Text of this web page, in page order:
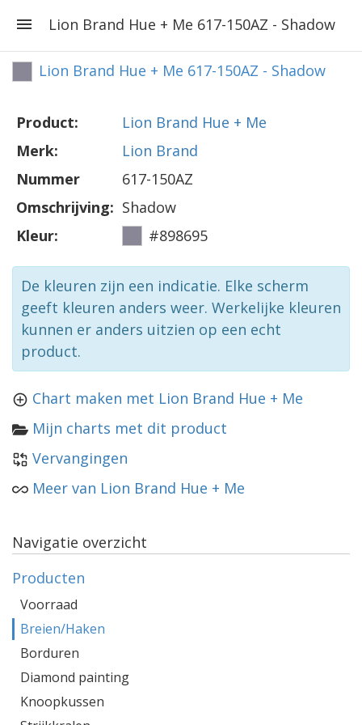
Lion Brand Hue + Me 617-150AZ - Shadow
Lion Brand Hue + Me 617-150AZ - Shadow
Product:
Lion Brand Hue + Me
Merk:
Lion Brand
Nummer
617-150AZ
Omschrijving: Shadow
Kleur:
#898695
De kleuren zijn een indicatie. Elke scherm
geeft kleuren anders weer. Werkelijke kleuren
kunnen er anders uitzien op een echt
product.
Chart maken met Lion Brand Hue + Me
Mijn charts met dit product
Vervangingen
Meer van Lion Brand Hue + Me
Navigatie overzicht
Producten
Voorraad
Breien/Haken
Borduren
Diamond painting
Knoopkussen